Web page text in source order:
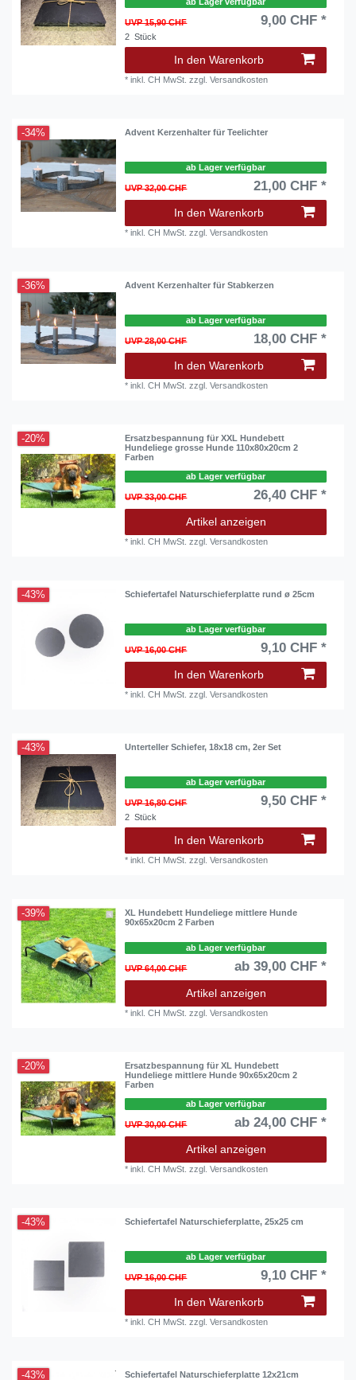
UVP 15,90 CHF 9,00 CHF *
2 Stück
In den Warenkorb
*inkl. CH MwSt. zzgl.Versandkosten
-34% Advent Kerzenhalter für Teelichter
ab Lager verfügbar
UVP 32,00 CHF 21,00 CHF *
In den Warenkorb
*inkl. CH MwSt. zzgl.Versandkosten
-36% Advent Kerzenhalter für Stabkerzen
ab Lager verfügbar
UVP 28,00 CHF 18,00 CHF *
In den Warenkorb
*inkl. CH MwSt. zzgl.Versandkosten
-20%
Ersatzbespannung für XXL Hundebett
Hundeliege grosse Hunde 110x80x20cm 2
Farben
ab Lager verfügbar
UVP 33,00 CHF 26,40 CHF *
Artikel anzeigen
*inkl. CH MwSt. zzgl.Versandkosten
-43% Schiefertafel Naturschieferplatte rund ø 25cm
ab Lager verfügbar
UVP 16,00 CHF 9,10 CHF *
In den Warenkorb
*inkl. CH MwSt. zzgl.Versandkosten
-43% Unterteller Schiefer, 18x18 cm, 2er Set
ab Lager verfügbar
UVP 16,80 CHF 9,50 CHF *
2 Stück
In den Warenkorb
*inkl. CH MwSt. zzgl.Versandkosten
-39%
XL Hundebett Hundeliege mittlere Hunde
90x65x20cm 2 Farben
ab Lager verfügbar
UVP 64,00 CHF ab 39,00 CHF *
Artikel anzeigen
*inkl. CH MwSt. zzgl.Versandkosten
-20%
Ersatzbespannung für XL Hundebett
Hundeliege mittlere Hunde 90x65x20cm 2
Farben
ab Lager verfügbar
UVP 30,00 CHF ab 24,00 CHF *
Artikel anzeigen
*inkl. CH MwSt. zzgl.Versandkosten
-43% Schiefertafel Naturschieferplatte, 25x25 cm
ab Lager verfügbar
UVP 16,00 CHF 9,10 CHF *
In den Warenkorb
*inkl. CH MwSt. zzgl.Versandkosten
-43% Schiefertafel Naturschieferplatte 12x21cm